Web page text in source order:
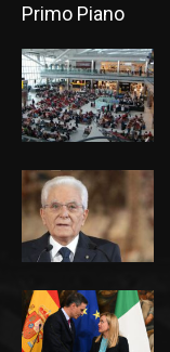
Primo Piano